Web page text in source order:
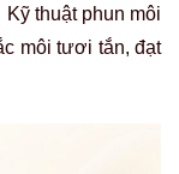
thuật phun môi
môi tươi tắn, đạt